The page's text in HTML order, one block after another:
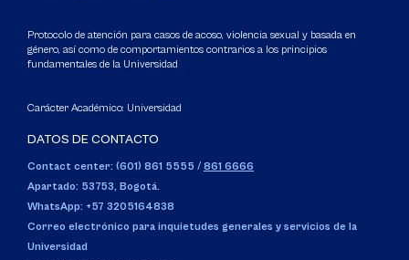
Protocolo de atención para casos de acoso, violencia sexual y basada en
género, así como de comportamientos contrarios a los principios
fundamentales de la Universidad
Carácter Académico: Universidad
DATOS DE CONTACTO
Contact center: (601) 861 5555 / 861 6666
Apartado: 53753, Bogotá.
WhatsApp: +57 3205164838
Correo electrónico para inquietudes generales y servicios de la
Universidad